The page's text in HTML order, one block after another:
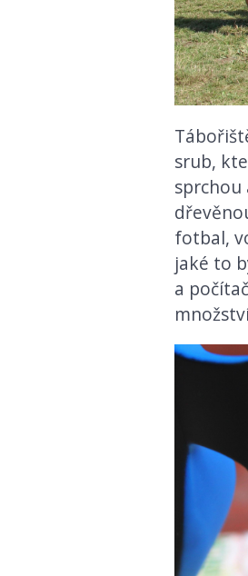
srub,
sprchou
fotbal,
jaké to
a